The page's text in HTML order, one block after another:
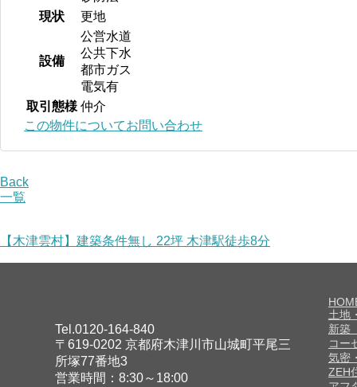
現状
更地
設備
公営水道
公共下水
都市ガス
電気有
取引態様 仲介
この物件についてお問い合わせ
Back
一覧
【木津雲村】建築条件無し 22坪 木津駅徒歩8分
Tel.0120-164-840
〒619-0202 京都府木津川市山城町平尾三
所塚77番地3
営業時間：8:30～18:00
土地
新築
コー
気密
ZEH